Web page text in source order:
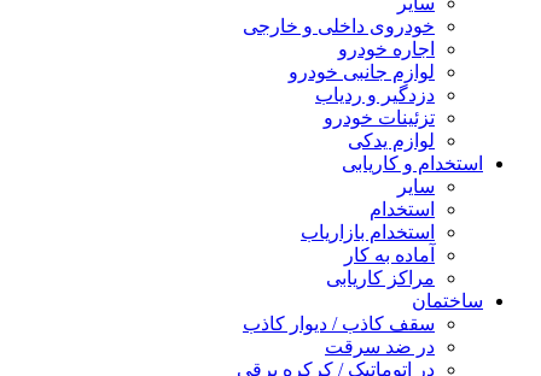
خودروی داخلی و خارجی
اجاره خودرو
لوازم جانبی خودرو
دزدگیر و ردیاب
تزئینات خودرو
لوازم یدکی
استخدام و کاریابی
سایر
استخدام
استخدام بازاریاب
آماده به کار
مراکز کاریابی
ساختمان
سقف کاذب / دیوار کاذب
در ضد سرقت
در اتوماتیک / کرکره برقی